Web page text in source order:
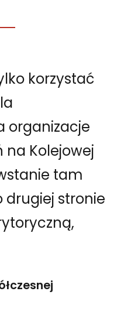
korzystać
organizacje
na Kolejowej
tam
drugiej stronie